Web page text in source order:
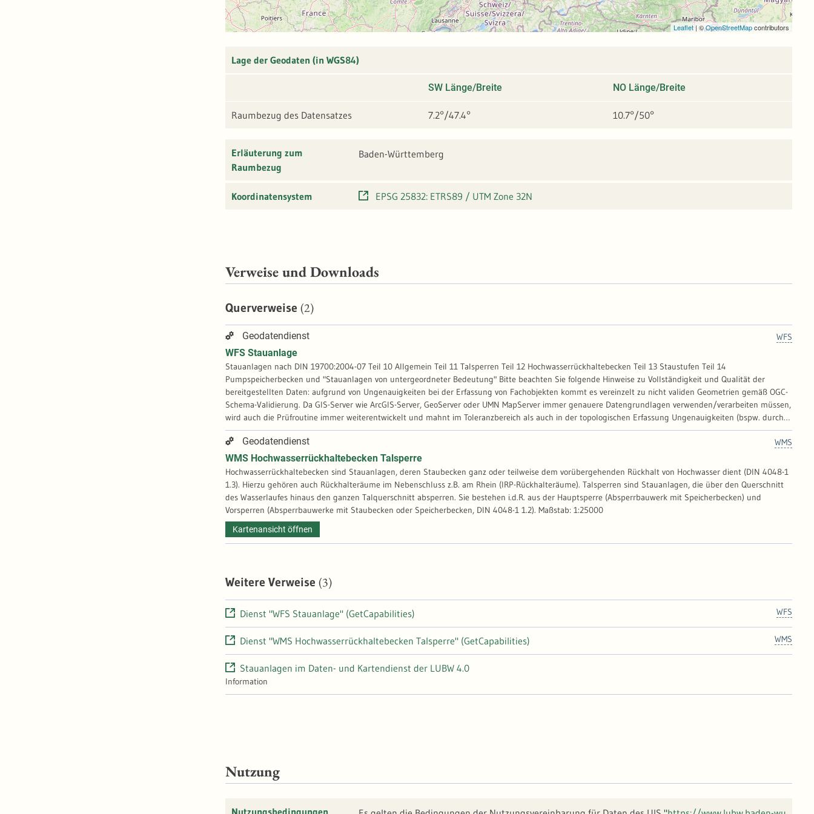
Leaflet |©OpenStreetMapcontributors
Lage der Geodaten (in WGS84)
SW Länge/Breite NO Länge/Breite
Raumbezug des Datensatzes 7.2°/47.4° 10.7°/50°
Erläuterung zum
Raumbezug
Baden-Württemberg
Koordinatensystem EPSG 25832: ETRS89 / UTM Zone 32N
Verweise und Downloads
Querverweise (2)
WFS
Geodatendienst
WFS Stauanlage
Stauanlagen nach DIN 19700:2004-07 Teil 10 Allgemein Teil 11 Talsperren Teil 12 Hochwasserrückhaltebecken Teil 13 Staustufen Teil 14
Pumpspeicherbecken und "Stauanlagen von untergeordneter Bedeutung" Bitte beachten Sie folgende Hinweise zu Vollständigkeit und Qualität der
bereitgestellten Daten: aufgrund von Ungenauigkeiten bei der Erfassung von Fachobjekten kommt es vereinzelt zu nicht validen Geometrien gemäß OGC-
Schema-Validierung. Da GIS-Server wie ArcGIS-Server, GeoServer oder UMN MapServer immer genauere Datengrundlagen verwenden/verarbeiten müssen,
wird auch die Prüfroutine immer weiterentwickelt und mahnt im Toleranzbereich als auch in der topologischen Erfassung Ungenauigkeiten (bspw. durch
Dritt-Software) an. Dies führt dazu, dass Geometrien nicht mehr dargestellt beziehungsweise erfasst werden können. Zu den beanstandeten
Geometriefehlern gehören u.a. Selbstüberschneidungen (Selfintersections) oder doppelte Stützpunkte. Die LUBW kann daher keine Garantie für die
Vollständigkeit und Stabilität des Download-Dienstes (WFS) geben. Bitte prüfen Sie daher im Bedarfsfall die Vollständigkeit anhand der ebenfalls
angebotenen Darstellungsdienste (WMS).
WMS
Geodatendienst
WMS Hochwasserrückhaltebecken Talsperre
Hochwasserrückhaltebecken sind Stauanlagen, deren Staubecken ganz oder teilweise dem vorübergehenden Rückhalt von Hochwasser dient (DIN 4048-1
1.3). Hierzu gehören auch Rückhalteräume im Nebenschluss z.B. am Rhein (IRP-Rückhalteräume). Talsperren sind Stauanlagen, die über den Querschnitt
des Wasserlaufes hinaus den ganzen Talquerschnitt absperren. Sie bestehen i.d.R. aus der Hauptsperre (Absperrbauwerk mit Speicherbecken) und
Vorsperren (Absperrbauwerke mit Staubecken oder Speicherbecken, DIN 4048-1 1.2). Maßstab: 1:25000
Kartenansicht öffnen
Weitere Verweise (3)
WFS
Dienst "WFS Stauanlage" (GetCapabilities)
WMS
Dienst "WMS Hochwasserrückhaltebecken Talsperre" (GetCapabilities)
Stauanlagen im Daten- und Kartendienst der LUBW 4.0
Information
Nutzung
Nutzungsbedingungen